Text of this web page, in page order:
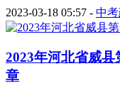
2023-03-18 05:57 - 中
2023年河北省威
章